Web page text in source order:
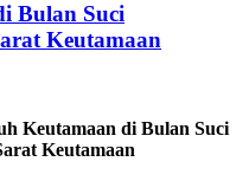
Bulan Suci
Keutamaan